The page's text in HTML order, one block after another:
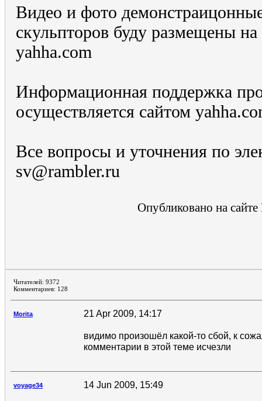
Видео и фото
скульпторов буду размещены
yahha.com
Информационная поддержка
осуществляется сайтом
Все вопросы и уточнения по
sv@rambler.ru
Опубликовано на
Читателей: 9372
Комментариев: 128
Morita 21 Apr 2009, 14:17
видимо произошёл какой-то сбой, к
комментарии в этой теме исчезли
voyage34 14 Jun 2009, 15:49